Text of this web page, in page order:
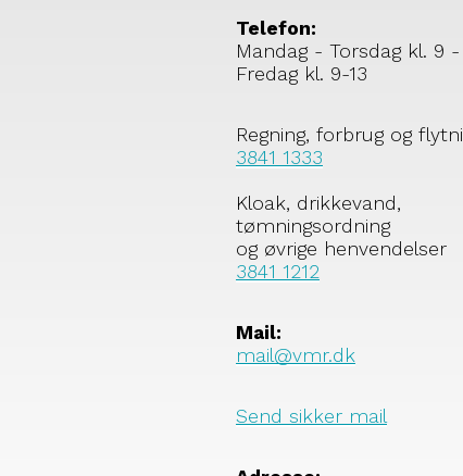
Telefon:
Mandag - Torsdag kl. 9 -
Fredag kl. 9-13
Regning, forbrug og
3841 1333
Kloak, drikkevand,
tømningsordning
og øvrige henvendelser
3841 1212
Mail:
mail@vmr.dk
Send sikker mail